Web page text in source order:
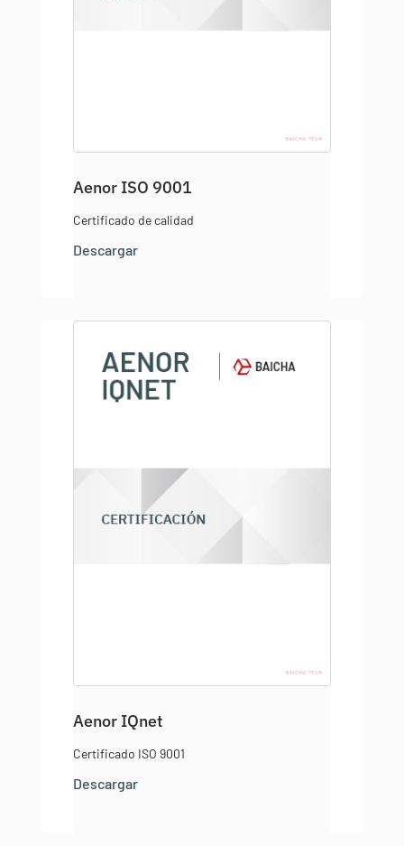
Aenor ISO 9001
Certificado de calidad
Descargar
Aenor IQnet
Certificado ISO 9001
Descargar